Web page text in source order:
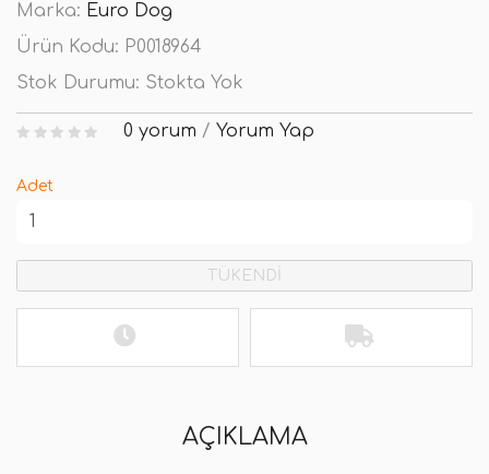
Marka: Euro Dog
Ürün Kodu: P0018964
Stok Durumu: Stokta Yok
0 yorum / Yorum Yap
Adet
TÜKENDİ
AÇIKLAMA